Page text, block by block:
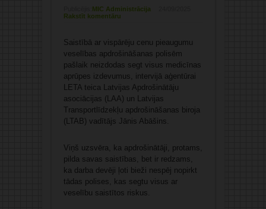
MIC Administrācija
Rakstīt komentāru
Saistībā ar vispārēju cenu pieaugumu
veselības apdrošināšanas polisēm
pašlaik neizdodas segt visus medicīnas
aprūpes izdevumus, intervijā aģentūrai
LETA teica Latvijas Apdrošinātāju
asociācijas (LAA) un Latvijas
Transportlīdzekļu apdrošināšanas biroja
(LTAB) vadītājs Jānis Abāšins.
Viņš uzsvēra, ka apdrošinātāji, protams,
pilda savas saistības, bet ir redzams,
ka darba devēji ļoti bieži nespēj nopirkt
tādas polises, kas segtu visus ar
veselību saistītos riskus.